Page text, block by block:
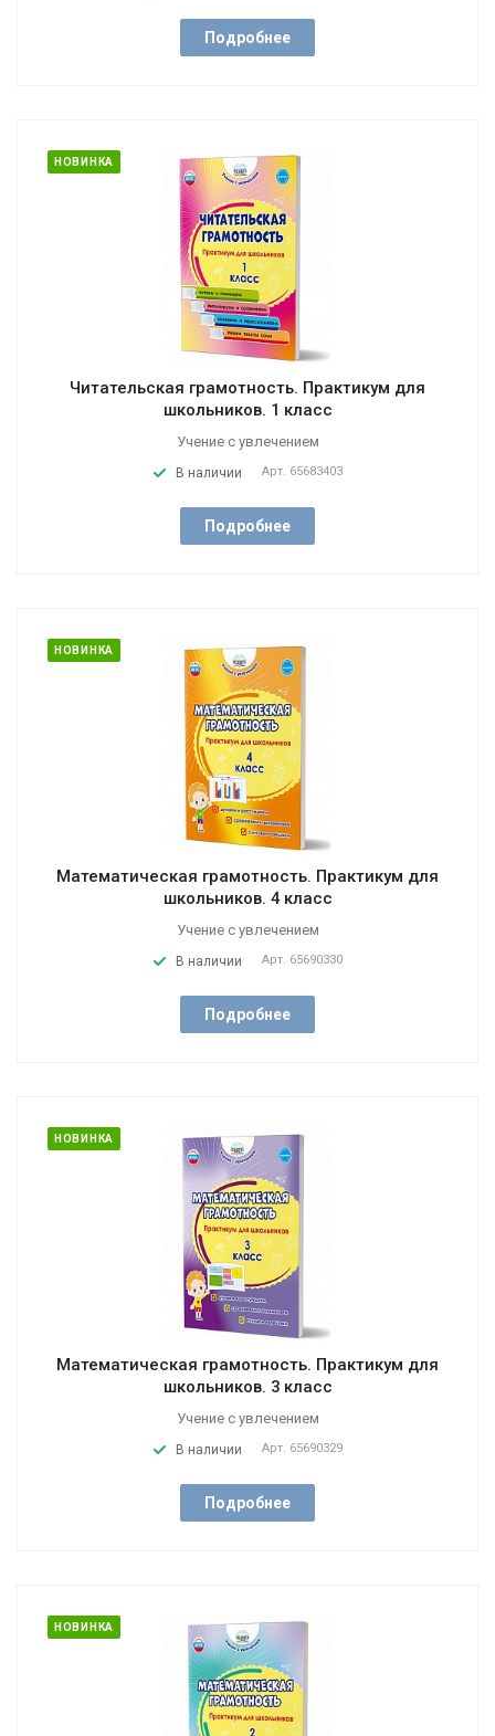
Подробнее
НОВИНКА
Читательская грамотность. Практикум для
школьников. 1 класс
Учение с увлечением
В наличии Арт. 65683403
Подробнее
НОВИНКА
Математическая грамотность. Практикум для
школьников. 4 класс
Учение с увлечением
В наличии Арт. 65690330
Подробнее
НОВИНКА
Математическая грамотность. Практикум для
школьников. 3 класс
Учение с увлечением
В наличии Арт. 65690329
Подробнее
НОВИНКА